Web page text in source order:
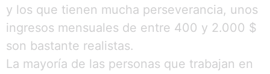
y los que tienen mucha perseverancia, unos
ingresos mensuales de entre 400 y 2.000 $
son bastante realistas.
La mayoría de las personas que trabajan en